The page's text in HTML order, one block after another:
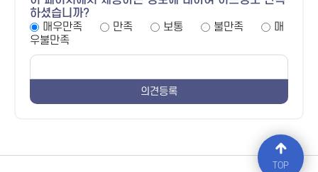
하셨습니까?
매우만족
만족 보통 불만족
매
우불만족
TOP